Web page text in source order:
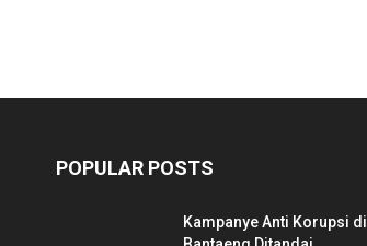
POPULAR POSTS
Kampanye Anti Korupsi di